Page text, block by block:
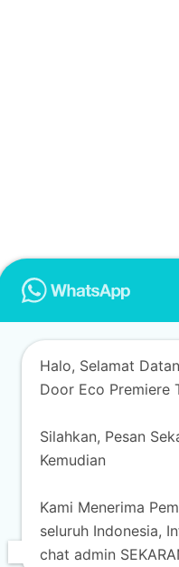
Mobil
Halo, Selamat
Door Eco Premiere
Silahkan, Pesan
Kemudian
Kami Menerima
seluruh Indonesia,
chat admin